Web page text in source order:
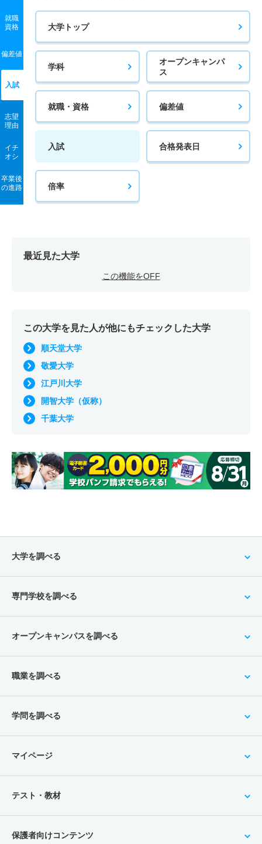
就職
資格
偏差値
入試
志望
理由
イチ
オシ
卒業後
の進路
大学トップ
学科
オープンキャンパ
ス
就職・資格 偏差値
入試 合格発表日
倍率
最近見た大学
この機能をOFF
この大学を見た人が他にもチェックした大学
順天堂大学
敬愛大学
江戸川大学
開智大学（仮称）
千葉大学
大学を調べる
専門学校を調べる
オープンキャンパスを調べる
職業を調べる
学問を調べる
マイページ
テスト・教材
保護者向けコンテンツ